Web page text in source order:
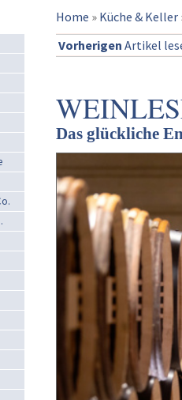
Home » Küche & Keller
Vorherigen Artikel
Das glückliche